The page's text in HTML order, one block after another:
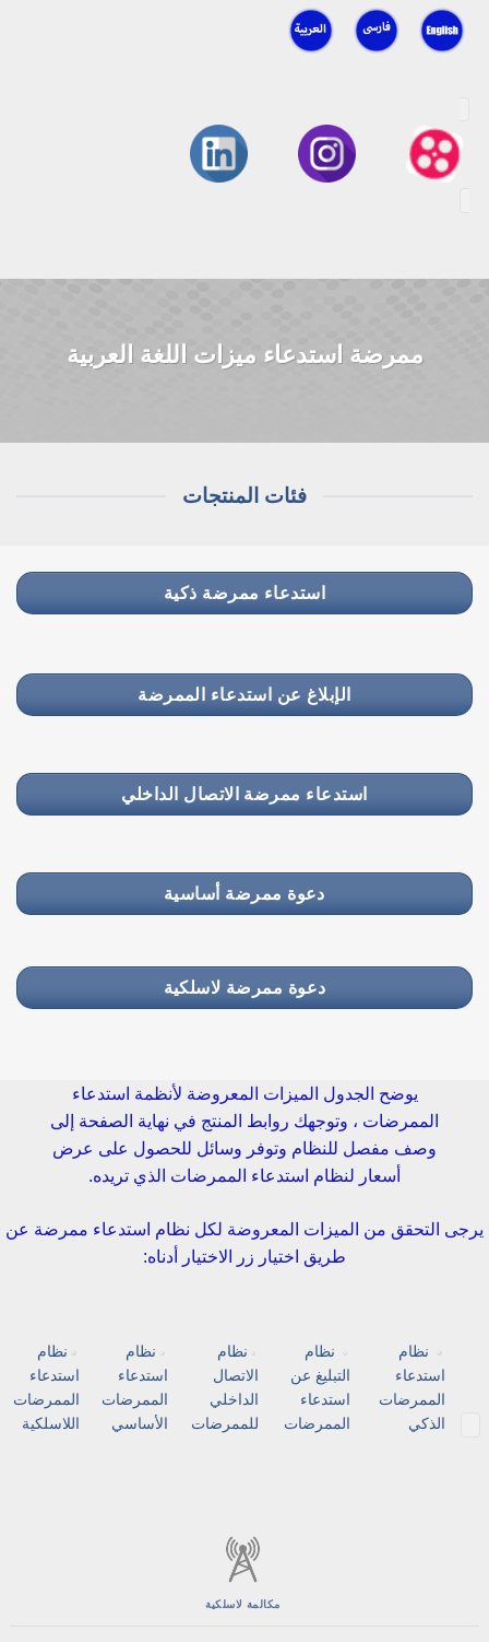
ممرضة استدعاء ميزات اللغة العربية
فئات المنتجات
استدعاء ممرضة ذكية
الإبلاغ عن استدعاء الممرضة
استدعاء ممرضة الاتصال الداخلي
دعوة ممرضة أساسية
دعوة ممرضة لاسلكية
يوضح الجدول الميزات المعروضة لأنظمة استدعاء
الممرضات ، وتوجهك روابط المنتج في نهاية الصفحة إلى
وصف مفصل للنظام وتوفر وسائل للحصول على عرض
أسعار لنظام استدعاء الممرضات الذي تريده.
التحقق من الميزات المعروضة لكل نظام استدعاء ممرضة عن
طريق اختيار زر الاختيار أدناه:
نظام
استدعاء
الممرضات
الذكي
نظام
التبليغ عن
استدعاء
الممرضات
نظام
الاتصال
الداخلي
للممرضات
نظام
استدعاء
الممرضات
الأساسي
نظام
استدعاء
الممرضات
اللاسلكية
مكالمة لاسلكية